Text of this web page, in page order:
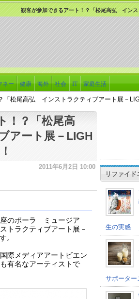
観客が参加できるアート！？「松尾高弘 イン
ネー 健康 海外 社会 IT 家庭生活
「松尾高弘 インストラクティブアート展－
！？「松尾高
アート展－LIGH
2011年6月2日 10:00
座のポーラ ミュージア
ラクティブアート展－
。
際メディアアートビエン
有名なアーティストで
リファイド
生の実感
サポーター